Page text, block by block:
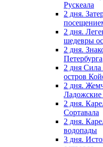
Рускеала
2 дня.
2 дня.
шедевры
2 дня.
Петербурга
2 дня Сила
остров
2 дня.
Ладожские
2 дня.
Сортавала
2 дня.
водопады
3 дня.